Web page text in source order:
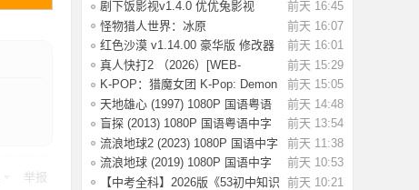
举报
国语英语
前天 16:45
剧下饭影视v1.4.0 优优兔影视
v5.1.3
前天 16:07
怪物猎人世界：冰原
Build.15539686 全DLC
前天 16:01
红色沙漠 v1.14.00 豪华版 修改器
（Crimson
前天 15:29
真人快打2 （2026）[WEB-
MKV/124G][英语中
前天 15:05
K-POP：猎魔女团 K-Pop: Demon
Hunters(202
前天 14:48
天地雄心 (1997) 1080P 国语粤语
中字 [3.17
前天 13:54
盲探 (2013) 1080P 国语粤语中字
[3.64G]
前天 11:38
流浪地球2 (2023) 1080P 国语中字
[2.8G]
前天 10:53
流浪地球 (2019) 1080P 国语中字
[3.54G]
前天 10:21
【中考全科】2026版《53初中知识